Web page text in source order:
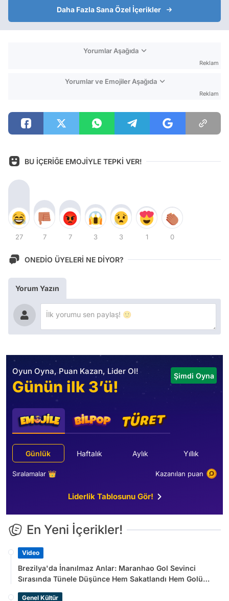
Daha Fazla Sana Özel İçerikler
Yorumlar Aşağıda
Reklam
Yorumlar ve Emojiler Aşağıda
Reklam
BU İÇERİĞE EMOJİYLE TEPKİ VER!
27 7 7 3 3 1 0
ONEDİO ÜYELERİ NE DİYOR?
Yorum Yazın
Oyun Oyna, Puan Kazan, Lider Ol!
Günün ilk 3’ü!
Şimdi Oyna
Günlük Haftalık Aylık Yıllık
Sıralamalar 👑 Kazanılan puan
Liderlik Tablosunu Gör!
En Yeni İçerikler!
Video
Brezilya'da İnanılmaz Anlar: Maranhao Gol Sevinci
Sırasında Tünele Düşünce Hem Sakatlandı Hem Golü
Genel Kültür